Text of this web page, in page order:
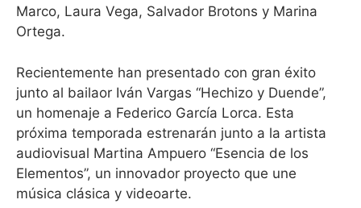
Marco, Laura Vega, Salvador Brotons y Marina
Ortega.
Recientemente han presentado con gran éxito
junto al bailaor Iván Vargas “Hechizo y Duende”,
un homenaje a Federico García Lorca. Esta
próxima temporada estrenarán junto a la artista
audiovisual Martina Ampuero “Esencia de los
Elementos”, un innovador proyecto que une
música clásica y videoarte.